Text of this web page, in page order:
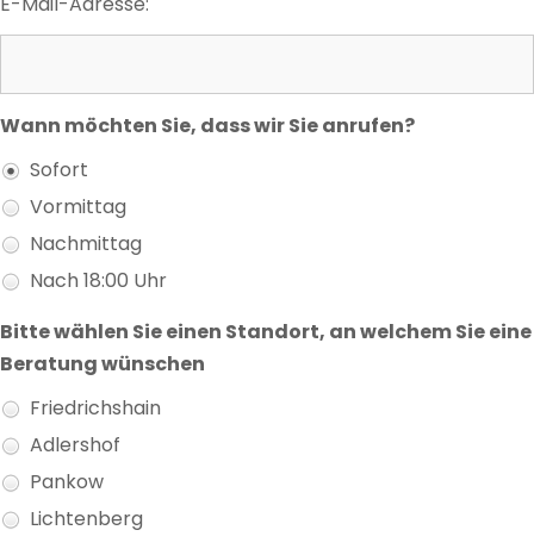
Wann möchten Sie, dass wir Sie anrufen?
Sofort
Vormittag
Nachmittag
Nach 18:00 Uhr
Bitte wählen Sie einen Standort, an welchem Sie eine
Beratung wünschen
Friedrichshain
Adlershof
Pankow
Lichtenberg